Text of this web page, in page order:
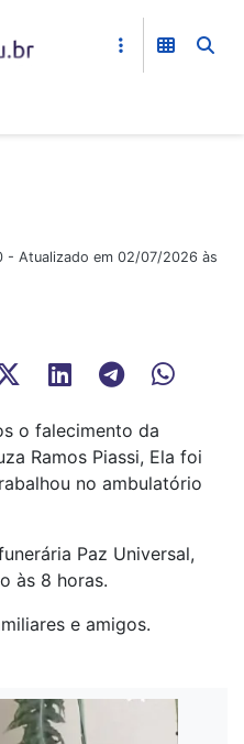
- Atualizado em 02/07/2026 às
o falecimento da
Ramos Piassi, Ela foi
no ambulatório
Paz Universal,
às 8 horas.
e amigos.